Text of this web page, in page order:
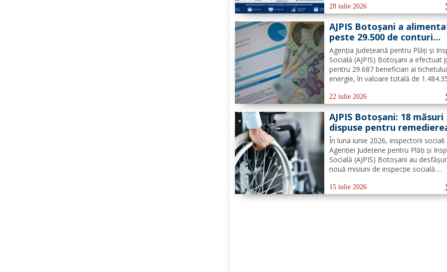
de informare pentru promovarea
negocierilor colective la nivelul
angajatorilor din sectorul privat și...
28 iulie 2026
AJPIS Botoșani a
peste 29.500 de conturi
pentru plata facturilor la
energie
Agenția Județeană pentru Plăți și
Socială (AJPIS) Botoșani a efectuat
pentru 29.687 beneficiari ai
energie, în valoare totală de
poștale cu factura pentru a utiliza
plata consumului de energie
22 iulie 2026
AJPIS Botoșani: 18 măsuri
dispuse pentru
deficiențelor și amendă în
valoare de 80.000 lei
de inspectorii sociali
În luna iunie 2026, inspectorii sociali
Agenției Județene pentru Plăți și
Socială (AJPIS) Botoșani au
nouă misiuni de inspecție socială.
sunt respectate standardele
calitate în serviciile sociale;
15 iulie 2026